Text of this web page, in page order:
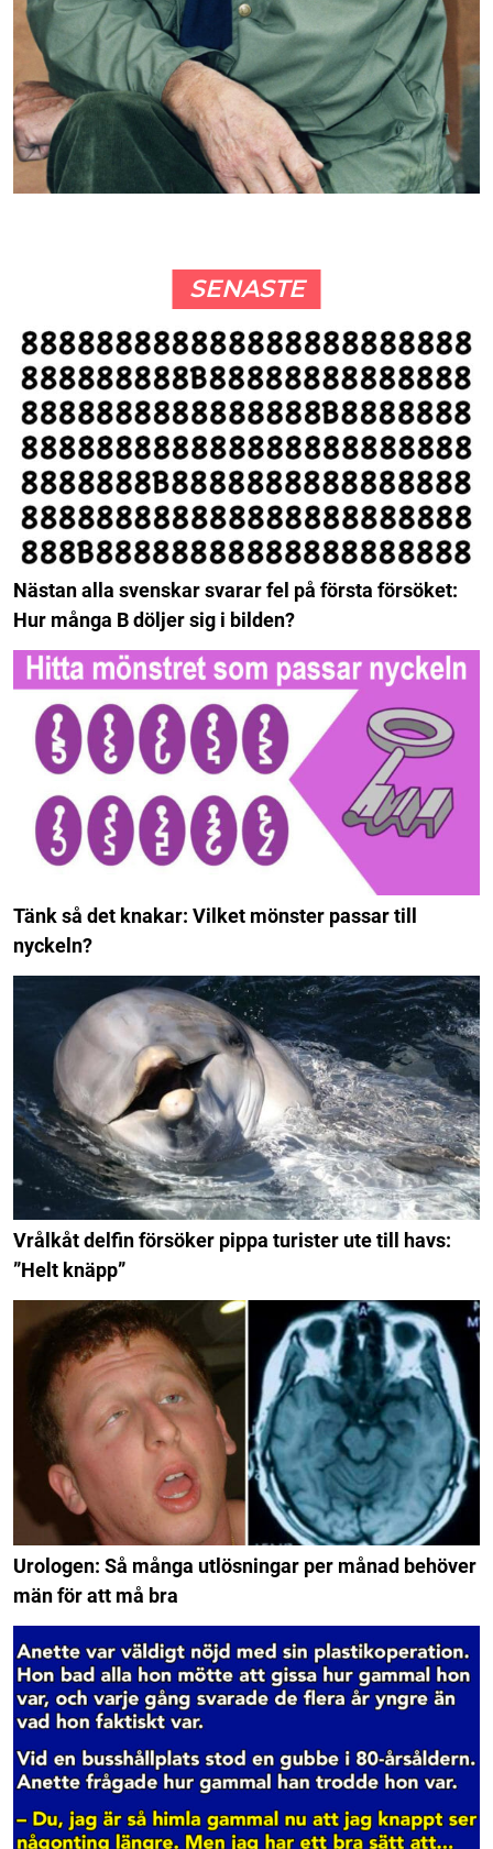
SENASTE
Nästan alla svenskar svarar fel på första försöket:
Hur många B döljer sig i bilden?
Tänk så det knakar: Vilket mönster passar till
nyckeln?
Vrålkåt delfin försöker pippa turister ute till havs:
”Helt knäpp”
Urologen: Så många utlösningar per månad behöver
män för att må bra